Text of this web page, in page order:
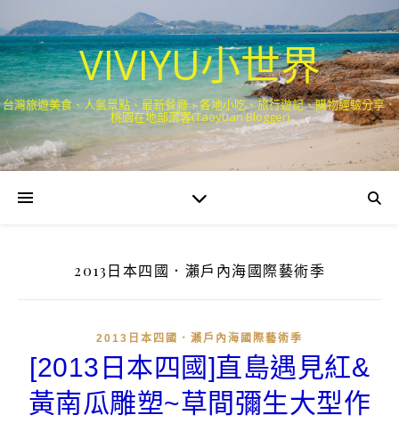
VIVIYU小世界
台灣旅遊美食、人氣景點、最新餐廳、各地小吃、旅行遊記、購物經驗分享．
桃園在地部落客(Taoyuan Blogger)
2013日本四國．瀨戶內海國際藝術季
2013日本四國．瀨戶內海國際藝術季
[2013日本四國]直島遇見紅&
黃南瓜雕塑~草間彌生大型作